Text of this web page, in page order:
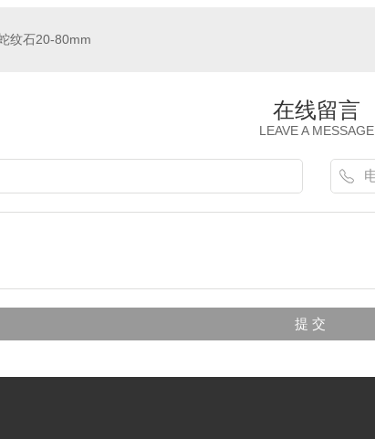
纹石20-80mm
在线留言
LEAVE A MESSAGE